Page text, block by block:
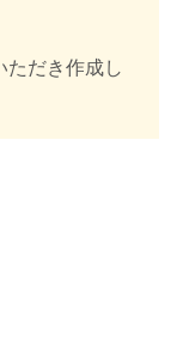
ただき作成し